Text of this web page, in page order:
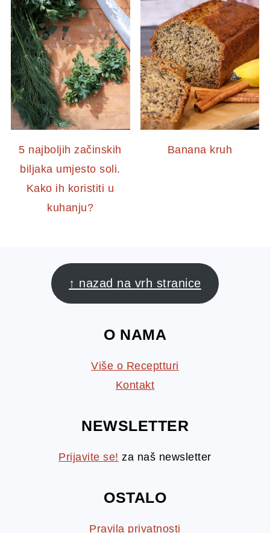
5 najboljih začinskih
biljaka umjesto soli.
Kako ih koristiti u
kuhanju?
Banana kruh
FOOTER
↑ nazad na vrh stranice
O NAMA
Više o Receptturi
Kontakt
NEWSLETTER
Prijavite se! za naš newsletter
OSTALO
Pravila privatnosti